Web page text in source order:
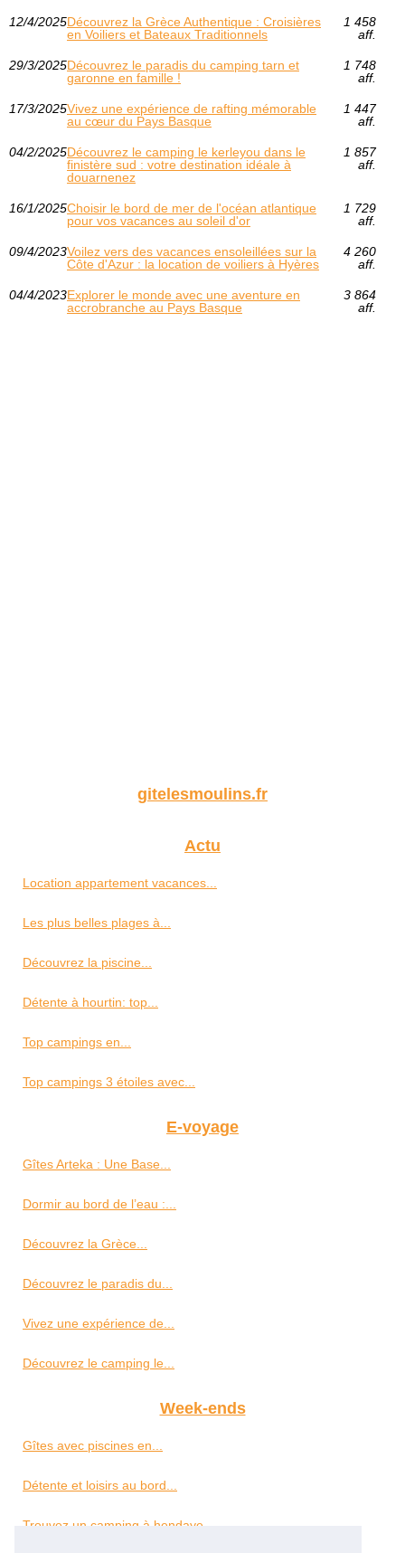
12/4/2025Découvrez la Grèce Authentique : Croisières
en Voiliers et Bateaux Traditionnels
1 458
aff.
29/3/2025Découvrez le paradis du camping tarn et
garonne en famille !
1 748
aff.
17/3/2025Vivez une expérience de rafting mémorable
au cœur du Pays Basque
1 447
aff.
04/2/2025Découvrez le camping le kerleyou dans le
finistère sud : votre destination idéale à
douarnenez
1 857
aff.
16/1/2025Choisir le bord de mer de l'océan atlantique
pour vos vacances au soleil d'or
1 729
aff.
09/4/2023Voilez vers des vacances ensoleillées sur la
Côte d'Azur : la location de voiliers à Hyères
4 260
aff.
04/4/2023Explorer le monde avec une aventure en
accrobranche au Pays Basque
3 864
aff.
gitelesmoulins.fr
Actu
Location appartement vacances...
Les plus belles plages à...
Découvrez la piscine...
Détente à hourtin: top...
Top campings en...
Top campings 3 étoiles avec...
E-voyage
Gîtes Arteka : Une Base...
Dormir au bord de l’eau :...
Découvrez la Grèce...
Découvrez le paradis du...
Vivez une expérience de...
Découvrez le camping le...
Week-ends
Gîtes avec piscines en...
Détente et loisirs au bord...
Trouvez un camping à hendaye...